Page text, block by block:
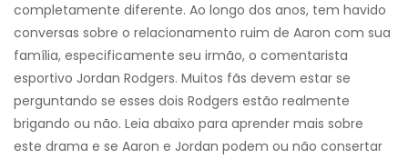
completamente diferente. Ao longo dos anos, tem havido
conversas sobre o relacionamento ruim de Aaron com sua
família, especificamente seu irmão, o comentarista
esportivo Jordan Rodgers. Muitos fãs devem estar se
perguntando se esses dois Rodgers estão realmente
brigando ou não. Leia abaixo para aprender mais sobre
este drama e se Aaron e Jordan podem ou não consertar